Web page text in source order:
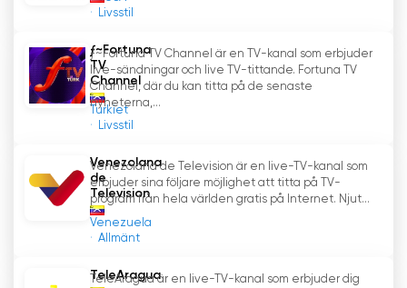
Livsstil
ƒ~Fortuna
TV
Channel
Turkiet
Livsstil
ƒ~Fortuna TV Channel är en TV-kanal som erbjuder
live-sändningar och live TV-tittande. Fortuna TV
Channel, där du kan titta på de senaste
nyheterna,...
Venezolana
de
Television
Venezuela
Allmänt
Venezolana de Television är en live-TV-kanal som
erbjuder sina följare möjlighet att titta på TV-
program från hela världen gratis på Internet. Njut...
TeleAragua
TeleAragua är en live-TV-kanal som erbjuder dig